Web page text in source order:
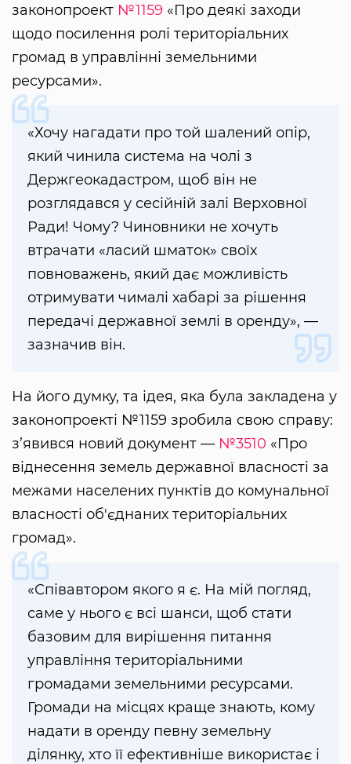
законопроект №1159 «Про деякі заходи
щодо посилення ролі територіальних
громад в управлінні земельними
ресурсами».
«Хочу нагадати про той шалений опір,
який чинила система на чолі з
Держгеокадастром, щоб він не
розглядався у сесійній залі Верховної
Ради! Чому? Чиновники не хочуть
втрачати «ласий шматок» своїх
повноважень, який дає можливість
отримувати чималі хабарі за рішення
передачі державної землі в оренду», —
зазначив він.
На його думку, та ідея, яка була закладена у
законопроекті №1159 зробила свою справу:
з’явився новий документ — №3510 «Про
віднесення земель державної власності за
межами населених пунктів до комунальної
власності об'єднаних територіальних
громад».
«Співавтором якого я є. На мій погляд,
саме у нього є всі шанси, щоб стати
базовим для вирішення питання
управління територіальними
громадами земельними ресурсами.
Громади на місцях краще знають, кому
надати в оренду певну земельну
ділянку, хто її ефективніше використає і